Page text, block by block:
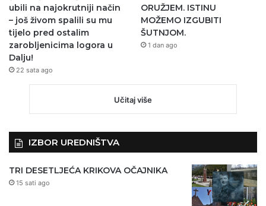
ubili na najokrutniji način
– još živom spalili su mu
tijelo pred ostalim
zarobljenicima logora u
Dalju!
22 sata ago
ORUŽJEM. ISTINU
MOŽEMO IZGUBITI
ŠUTNJOM.
1 dan ago
Učitaj više
IZBOR UREDNIŠTVA
TRI DESETLJEĆA KRIKOVA OČAJNIKA
15 sati ago